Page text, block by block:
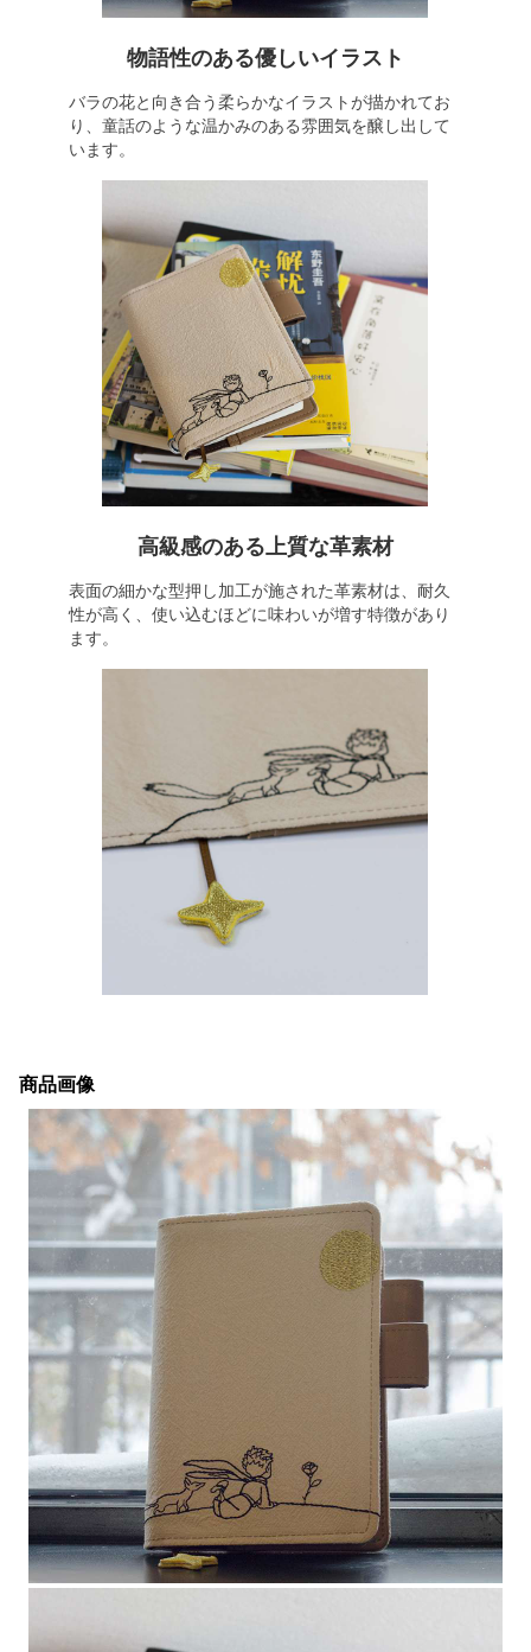
物語性のある優しいイラスト
バラの花と向き合う柔らかなイラストが描かれてお
り、童話のような温かみのある雰囲気を醸し出して
います。
高級感のある上質な革素材
表面の細かな型押し加工が施された革素材は、耐久
性が高く、使い込むほどに味わいが増す特徴があり
ます。
商品画像